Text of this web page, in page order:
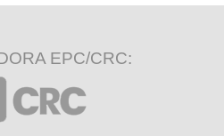
EPC/CRC: